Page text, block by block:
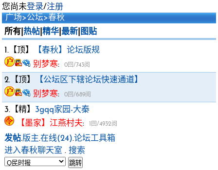
您尚未登录/注册
广场>公坛>春秋
所有| 热帖 精华 最新 图贴
1.【顶】
【春秋】论坛版规
别梦寒: 0回/743阅
2.【顶】
【公坛区下辖论坛快速通道】
别梦寒: 0回/689阅
3.【精】 3gqq家园-大秦
【墨家】江燕村夫: 1回/4932阅
发帖.版主.在线(24).论坛工具箱
进入春秋聊天室 . 搜索